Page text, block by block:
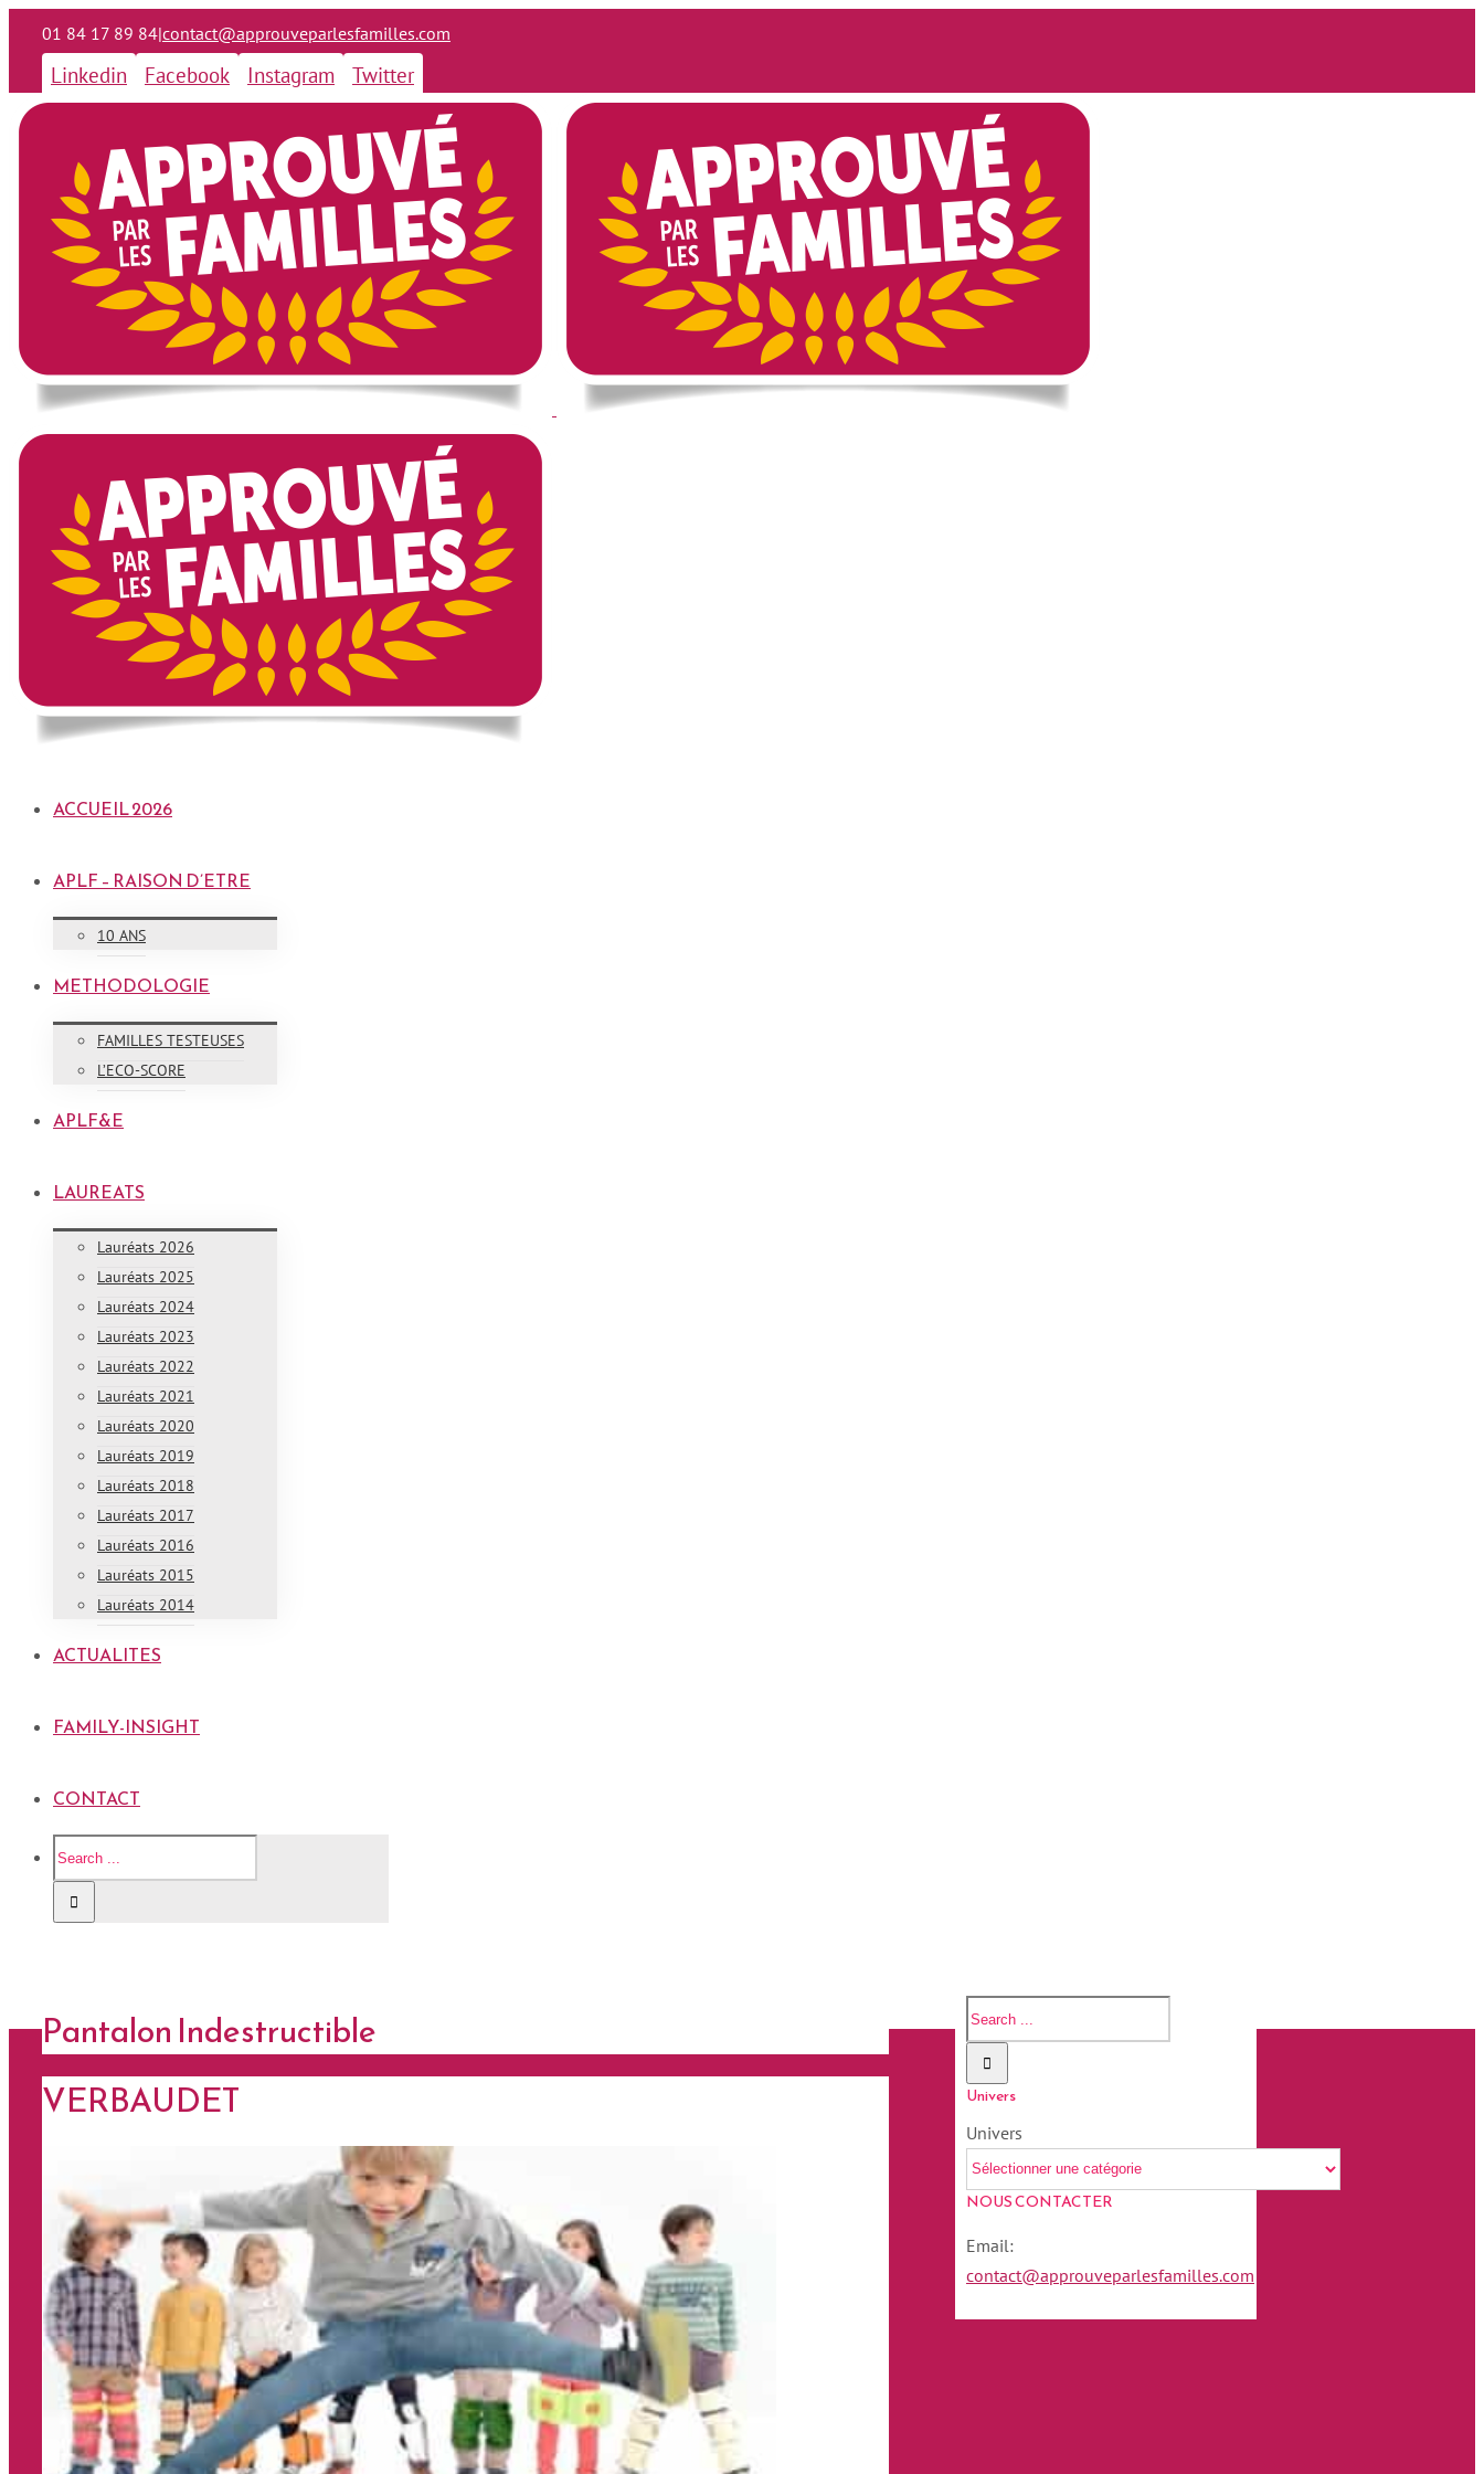
01 84 17 89 84|contact@approuveparlesfamilles.com
Linkedin Facebook Instagram Twitter
ACCUEIL 2026
APLF – RAISON D’ETRE
10 ANS
METHODOLOGIE
FAMILLES TESTEUSES
L’ECO-SCORE
APLF&E
LAUREATS
Lauréats 2026
Lauréats 2025
Lauréats 2024
Lauréats 2023
Lauréats 2022
Lauréats 2021
Lauréats 2020
Lauréats 2019
Lauréats 2018
Lauréats 2017
Lauréats 2016
Lauréats 2015
Lauréats 2014
ACTUALITES
FAMILY-INSIGHT
CONTACT
Pantalon Indestructible
VERBAUDET
Univers
Univers
NOUS CONTACTER
Email:
contact@approuveparlesfamilles.com